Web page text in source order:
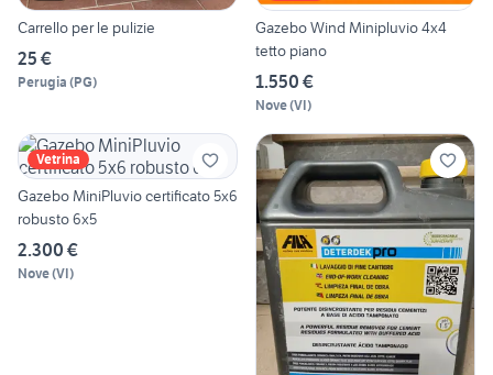
Carrello per le pulizie
25 €
Perugia (PG)
Gazebo Wind Minipluvio 4x4
tetto piano
1.550 €
Nove(VI)
Vetrina
Gazebo MiniPluvio certificato 5x6
robusto 6x5
2.300 €
Nove(VI)